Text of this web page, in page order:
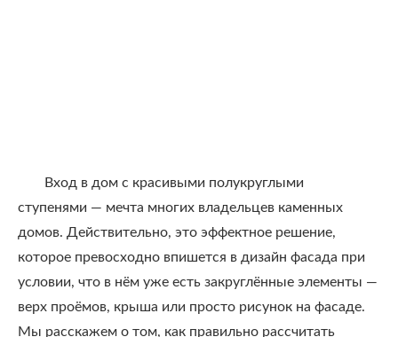
Вход в дом с красивыми полукруглыми
ступенями — мечта многих владельцев каменных
домов. Действительно, это эффектное решение,
которое превосходно впишется в дизайн фасада при
условии, что в нём уже есть закруглённые элементы —
верх проёмов, крыша или просто рисунок на фасаде.
Мы расскажем о том, как правильно рассчитать